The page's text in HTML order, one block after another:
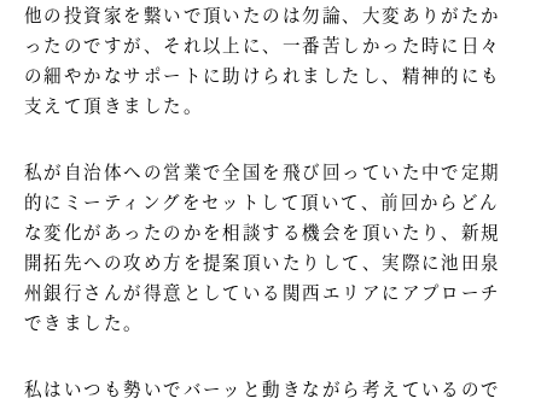
他の投資家を繋いで頂いたのは勿論、大変ありがたか
ったのですが、それ以上に、一番苦しかった時に日々
の細やかなサポートに助けられましたし、精神的にも
支えて頂きました。
私が自治体への営業で全国を飛び回っていた中で定期
的にミーティングをセットして頂いて、前回からどん
な変化があったのかを相談する機会を頂いたり、新規
開拓先への攻め方を提案頂いたりして、実際に池田泉
州銀行さんが得意としている関西エリアにアプローチ
できました。
私はいつも勢いでバーッと動きながら考えているので